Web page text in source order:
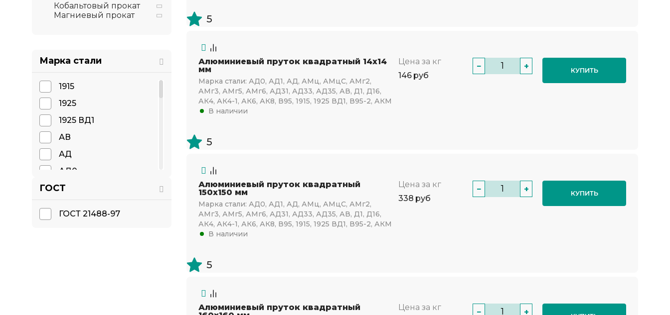
Кобальтовый прокат
Магниевый прокат
Марка стали
1915
1925
1925 ВД1
АВ
АД
АД0
АД1
ГОСТ
ГОСТ 21488-97
5
Алюминиевый пруток квадратный 14х14
мм
Марка стали: АД0, АД1, АД, АМц, АМцС, АМг2,
АМг3, АМг5, АМг6, АД31, АД33, АД35, АВ, Д1, Д16,
АК4, АК4-1, АК6, АК8, В95, 1915, 1925 ВД1, В95-2, АКМ
В наличии
Цена за кг
146 руб
− + КУПИТЬ
5
Алюминиевый пруток квадратный
150х150 мм
Марка стали: АД0, АД1, АД, АМц, АМцС, АМг2,
АМг3, АМг5, АМг6, АД31, АД33, АД35, АВ, Д1, Д16,
АК4, АК4-1, АК6, АК8, В95, 1915, 1925 ВД1, В95-2, АКМ
В наличии
Цена за кг
338 руб
− + КУПИТЬ
5
Алюминиевый пруток квадратный
Цена за кг
− +